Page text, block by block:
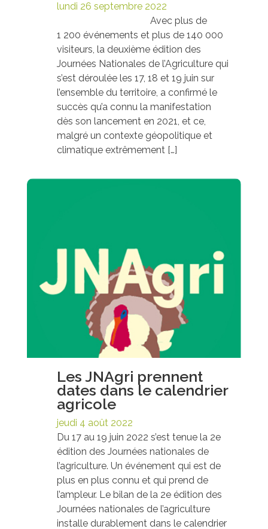
lundi 26 septembre 2022
Avec plus de
1 200 événements et plus de 140 000
visiteurs, la deuxième édition des
Journées Nationales de l’Agriculture qui
s’est déroulée les 17, 18 et 19 juin sur
l’ensemble du territoire, a confirmé le
succès qu’a connu la manifestation
dès son lancement en 2021, et ce,
malgré un contexte géopolitique et
climatique extrêmement […]
Les JNAgri prennent
dates dans le calendrier
agricole
jeudi 4 août 2022
Du 17 au 19 juin 2022 s’est tenue la 2e
édition des Journées nationales de
l’agriculture. Un événement qui est de
plus en plus connu et qui prend de
l’ampleur. Le bilan de la 2e édition des
Journées nationales de l’agriculture
installe durablement dans le calendrier